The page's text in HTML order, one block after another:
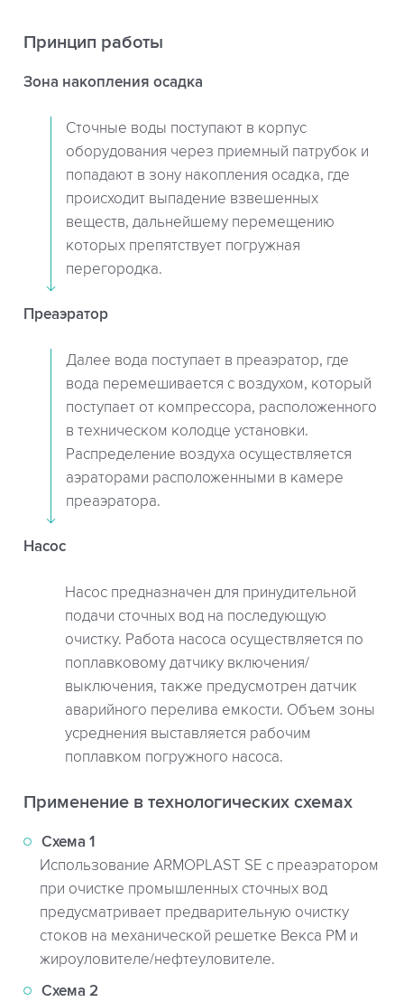
Принцип работы
Зона накопления осадка
Сточные воды поступают в корпус
оборудования через приемный патрубок и
попадают в зону накопления осадка, где
происходит выпадение взвешенных
веществ, дальнейшему перемещению
которых препятствует погружная
перегородка.
Преаэратор
Далее вода поступает в преаэратор, где
вода перемешивается с воздухом, который
поступает от компрессора, расположенного
в техническом колодце установки.
Распределение воздуха осуществляется
аэраторами расположенными в камере
преаэратора.
Насос
Насос предназначен для принудительной
подачи сточных вод на последующую
очистку. Работа насоса осуществляется по
поплавковому датчику включения/
выключения, также предусмотрен датчик
аварийного перелива емкости. Объем зоны
усреднения выставляется рабочим
поплавком погружного насоса.
Применение в технологических схемах
Схема 1
Использование ARMOPLAST SE с преаэратором
при очистке промышленных сточных вод
предусматривает предварительную очистку
стоков на механической решетке Векса РМ и
жироуловителе/нефтеуловителе.
Схема 2